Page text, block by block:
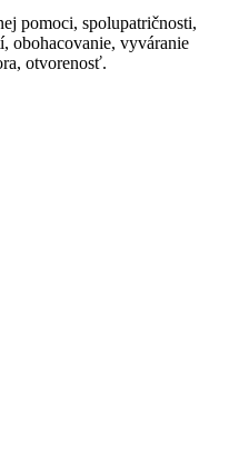
pomoci, spolupatričnosti,
obohacovanie, vyváranie
otvorenosť.